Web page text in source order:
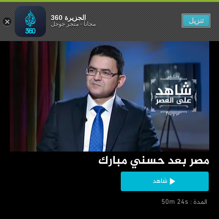
‏مصر بعد حسني مبارك
شاهد
‏ المدة : 50m 24s
حسني مبارك
الجزيرة 360
مجاناً-متجر جوجل تنزيل